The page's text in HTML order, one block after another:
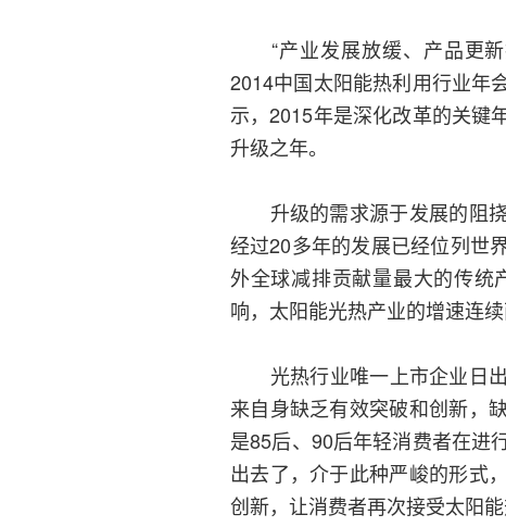
“产业发展放缓、产品更新
2014中国太阳能热利用行业年
示，2015年是深化改革的关键
升级之年。
升级的需求源于发展的阻挠
经过20多年的发展已经位列世
外全球减排贡献量最大的传统
响，太阳能光热产业的增速连续
光热行业唯一上市企业日出
来自身缺乏有效突破和创新，
是85后、90后年轻消费者在进
出去了，介于此种严峻的形式
创新，让消费者再次接受太阳